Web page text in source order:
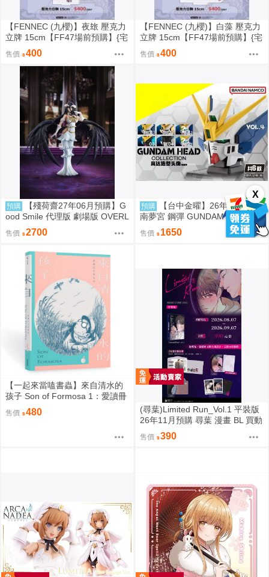
X
【FENNEC (九櫻)】夜玈 壓克力
立牌 15cm【FF47場前預購】{宅
售價 400
【FENNEC (九櫻)】白藻 壓克力
立牌 15cm【FF47場前預購】{宅
售價 400
預購
【殘荷齋27年06月預購】G
ood Smile 代理版 劇場版 OVERL
ORD 聖王國篇 雅兒貝德 figma
可動 0917
售價 2700
預購
【台中金曜】26年9月 萬代
南夢宮 鋼彈 GUNDAM HEAD 造
型頭像 第四彈 盲盒 中盒6入 081
4
售價 1650
【一起來當嗑書蟲】來自清水的
孩子 Son of Formosa 1：愛讀冊
的少年
售價 480
(尋葉)Limited Run_Vol.1 平裝版
26年11月預購 尋葉 漫畫 BL 買動
售價 390